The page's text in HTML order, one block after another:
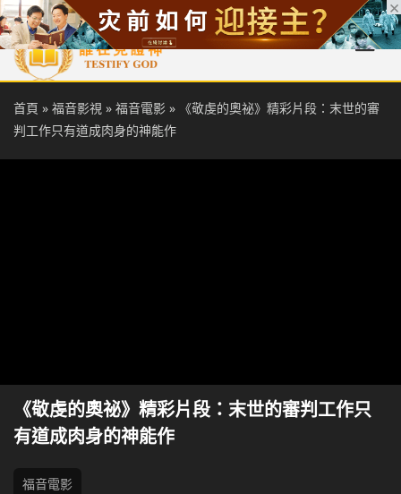
首頁 每日靈糧 天國福音 基督徒見證 信仰解答 聖經
首頁 » 福音影視 » 福音電影 » 《敬虔的奧祕》精彩片段：末世的審
判工作只有道成肉身的神能作
《敬虔的奧祕》精彩片段：末世的審判工作只
有道成肉身的神能作
福音電影